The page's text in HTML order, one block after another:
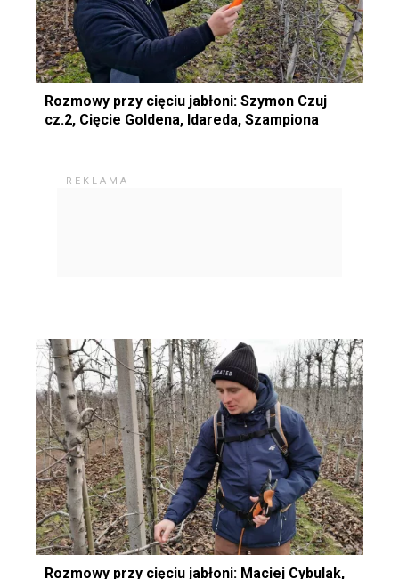
Rozmowy przy cięciu jabłoni: Szymon Czuj
cz.2, Cięcie Goldena, Idareda, Szampiona
Rozmowy przy cięciu jabłoni: Maciej Cybulak,